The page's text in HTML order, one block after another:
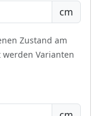
cm
Zustand am
Varianten